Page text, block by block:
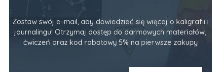
Zostaw swój e-mail, aby dowiedzieć się więcej o kaligrafii i
journalingu! Otrzymaj dostęp do darmowych materiałów,
ćwiczeń oraz kod rabatowy 5% na pierwsze zakupy